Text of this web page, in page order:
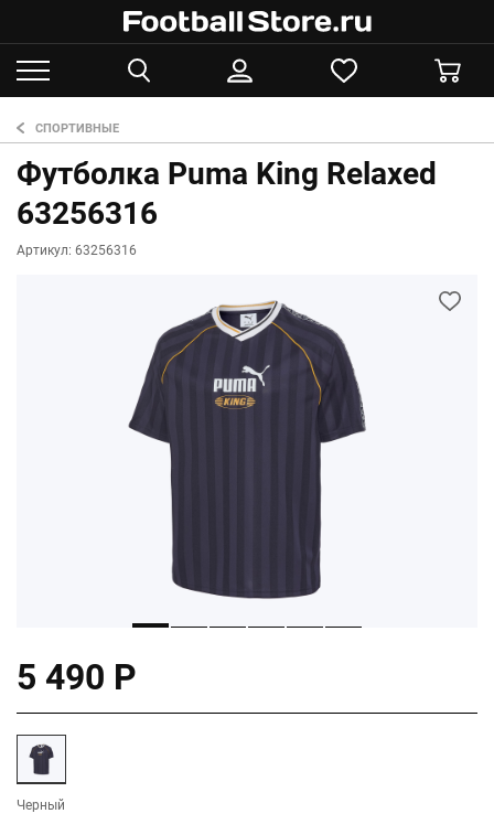
СПОРТИВНЫЕ
Футболка Puma King Relaxed
63256316
Артикул: 63256316
5 490 Р
Черный